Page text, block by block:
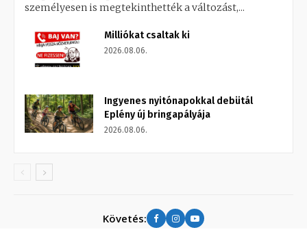
személyesen is megtekinthették a változást,...
Milliókat csaltak ki
2026.08.06.
Ingyenes nyitónapokkal debütál
Eplény új bringapályája
2026.08.06.
Követés: